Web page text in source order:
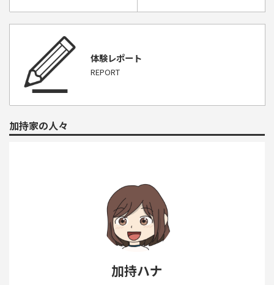
体験レポート
REPORT
加持家の人々
加持ハナ